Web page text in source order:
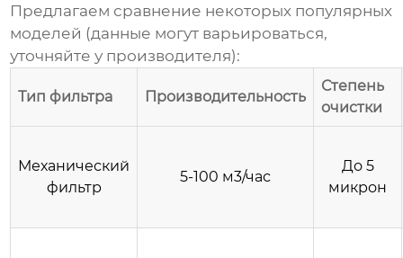
Предлагаем сравнение некоторых популярных
моделей (данные могут варьироваться,
уточняйте у производителя):
Тип фильтра Производительность
Степень
очистки
Механический
фильтр
5-100 м3/час
До 5
микрон